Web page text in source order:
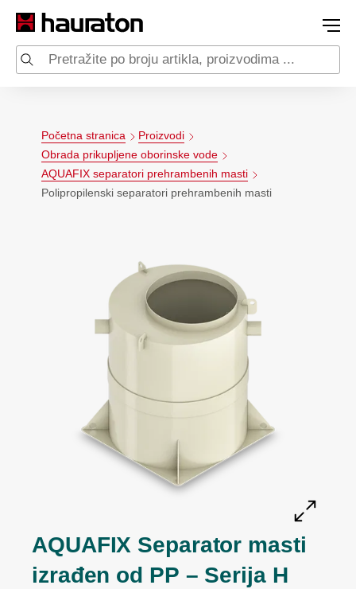
Početna stranica
Proizvodi
Obrada prikupljene oborinske vode
AQUAFIX separatori prehrambenih masti
Polipropilenski separatori prehrambenih masti
AQUAFIX Separator masti
izrađen od PP – Serija H